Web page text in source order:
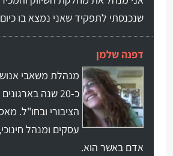
שנכנסתי לתפקיד שאני נמצא בו
דפנה שלמן
מנהלת משאבי אנוש
כ-20 שנה
הציבורי ובחו"ל.
עסקים ומנהל
אדם באשר הוא.